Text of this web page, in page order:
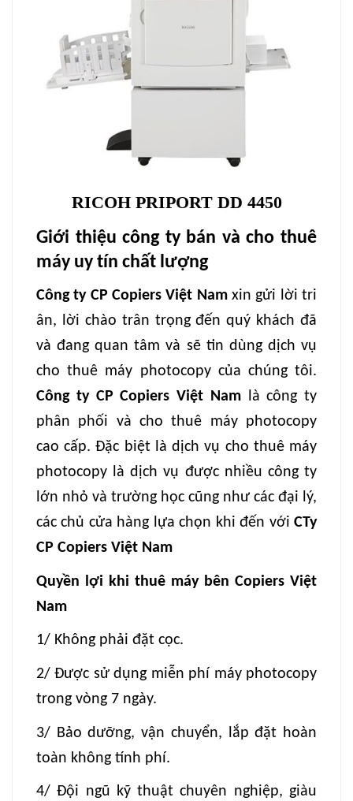
RICOH PRIPORT DD 4450
Giới thiệu công ty bán và cho thuê
máy uy tín chất lượng
Công ty CP Copiers Việt Namxin gửi lời tri
ân, lời chào trân trọng đến quý khách đã
và đang quan tâm và sẽ tin dùng dịch vụ
cho thuê máy photocopy của chúng tôi.
Công ty CP Copiers Việt Namlà công ty
phân phối và cho thuê máy photocopy
cao cấp. Đặc biệt là dịch vụ cho thuê máy
photocopy là dịch vụ được nhiều công ty
lớn nhỏ và trường học cũng như các đại lý,
các chủ cửa hàng lựa chọn khi đến với CTy
CP Copiers Việt Nam
Quyền lợi khi thuê máy bên Copiers Việt
Nam
1/ Không phải đặt cọc.
2/ Được sử dụng miễn phí máy photocopy
trong vòng 7 ngày.
3/ Bảo dưỡng, vận chuyển, lắp đặt hoàn
toàn không tính phí.
4/ Đội ngũ kỹ thuật chuyên nghiệp, giàu